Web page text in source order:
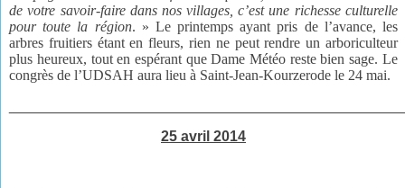
de votre savoir-faire dans nos villages, c’est une richesse culturelle
pour toute la région. » Le printemps ayant pris de l’avance, les
arbres fruitiers étant en fleurs, rien ne peut rendre un arboriculteur
plus heureux, tout en espérant que Dame Météo reste bien sage. Le
congrès de l’UDSAH aura lieu à Saint-Jean-Kourzerode le 24 mai.
25 avril 2014